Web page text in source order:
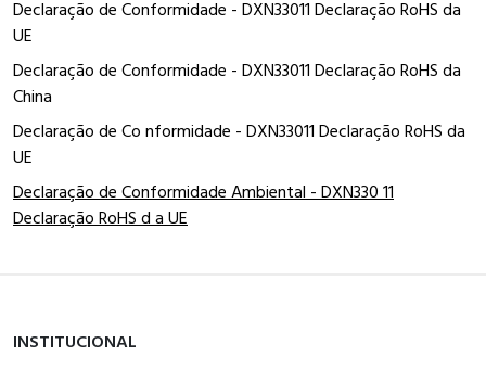
Declaração de Conformidade - DXN33011 Declaração RoHS da
UE
Declaração de Conformidade - DXN33011 Declaração RoHS da
China
Declaração de Co nformidade - DXN33011 Declaração RoHS da
UE
Declaração de Conformidade Ambiental - DXN330 11
Declaração RoHS d a UE
INSTITUCIONAL